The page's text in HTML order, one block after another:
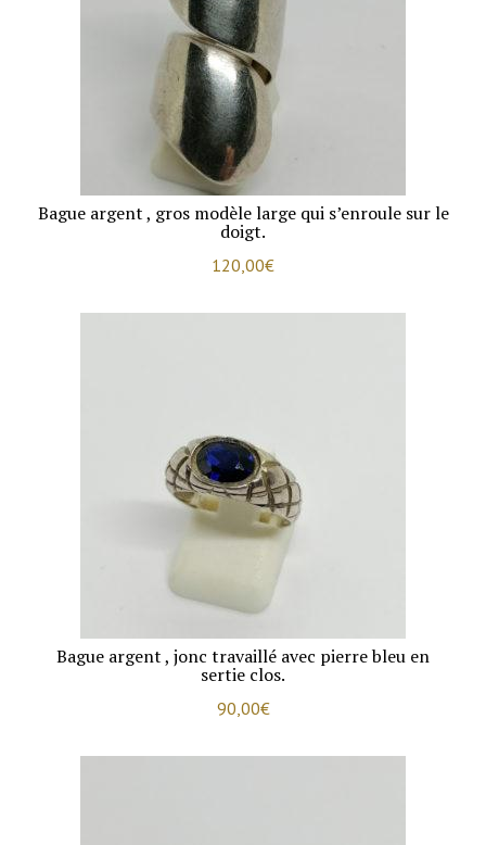
Bague argent , gros modèle large qui s’enroule sur le
doigt.
120,00€
Bague argent , jonc travaillé avec pierre bleu en
sertie clos.
90,00€